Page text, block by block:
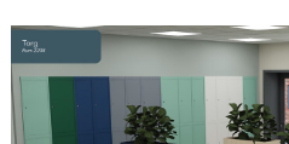
Rektor Jenny Billing-Torstensson
Är det något särskilt du är nöjd
Ja, helhetslösningen – hur väl allt